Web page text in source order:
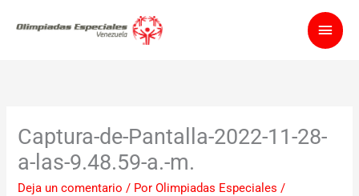
Captura-de-Pantalla-2022-11-28-
a-las-9.48.59-a.-m.
Deja un comentario / PorOlimpiadas Especiales/